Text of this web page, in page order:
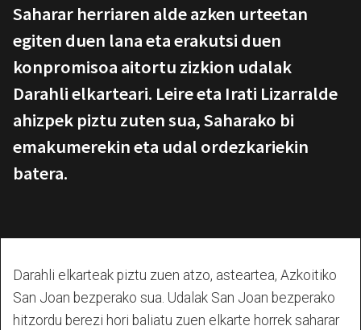
Saharar herriaren alde azken urteetan
egiten duen lana eta erakutsi duen
konpromisoa aitortu zizkion udalak
Darahli elkarteari. Leire eta Irati Lizarralde
ahizpek piztu zuten sua, Saharako bi
emakumerekin eta udal ordezkariekin
batera.
Darahli elkarteak piztu zuen atzo, asteartea, Azkoitiko
San Joan bezperako sua. Udalak San Joan bezperako
hitzordu berezi hori baliatu zuen elkarte horrek saharar